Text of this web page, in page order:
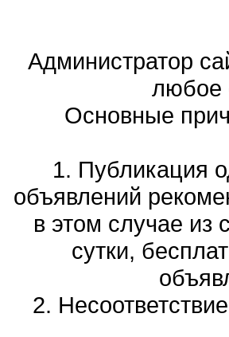
Администратор
любое
Основные
1. Публикация
объявлений
в этом случае из
сутки,
2.